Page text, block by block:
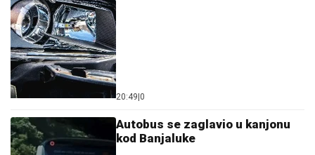
20:49 0
Autobus se zaglavio u kanjonu
kod Banjaluke